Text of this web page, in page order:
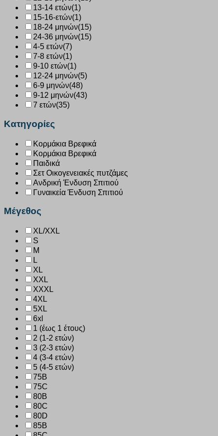
13-14 ετών(1)
15-16-ετών(1)
18-24 μηνών(15)
24-36 μηνών(15)
4-5 ετών(7)
7-8 ετών(1)
9-10 ετών(1)
12-24 μηνών(5)
6-9 μηνών(48)
9-12 μηνών(43)
7 ετών(35)
Κατηγορίες
Κορμάκια Βρεφικά
Κορμάκια Βρεφικά
Παιδικά
Σετ Οικογενειακές πυτζάμες
Ανδρική Ένδυση Σπιτιού
Γυναικεία Ένδυση Σπιτιού
Μέγεθος
XL/XXL
S
M
L
XL
XXL
XXXL
4XL
5XL
6xl
1 (έως 1 έτους)
2 (1-2 ετών)
3 (2-3 ετών)
4 (3-4 ετών)
5 (4-5 ετών)
75B
75C
80B
80C
80D
85B